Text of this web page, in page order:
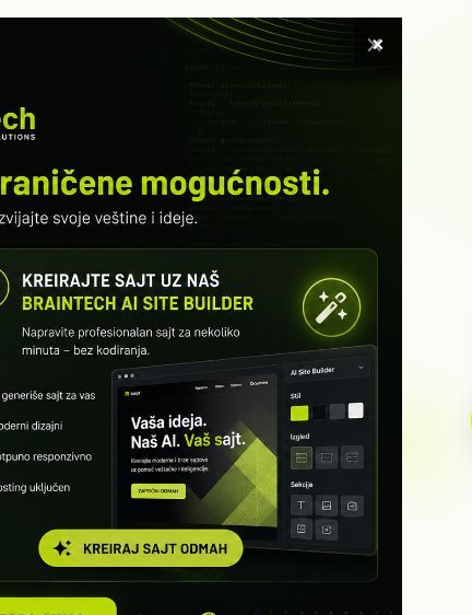
USLUGE KURSEVI
RADOVI
objekat, evidencija
×